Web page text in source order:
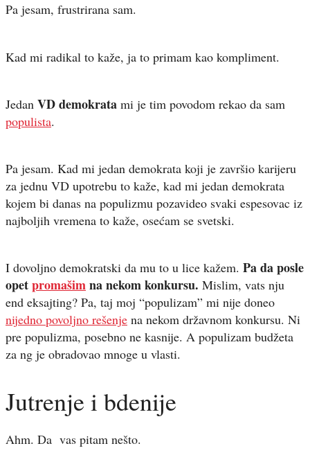
Pa jesam, frustrirana sam.
Kad mi radikal to kaže, ja to primam kao kompliment.
Jedan VD demokrata mi je tim povodom rekao da sam
populista.
Pa jesam. Kad mi jedan demokrata koji je završio karijeru
za jednu VD upotrebu to kaže, kad mi jedan demokrata
kojem bi danas na populizmu pozavideo svaki espesovac iz
najboljih vremena to kaže, osećam se svetski.
I dovoljno demokratski da mu to u lice kažem. Pa da posle
opetpromašimna nekom konkursu. Mislim, vats nju
end eksajting? Pa, taj moj “populizam” mi nije doneo
nijedno povoljno rešenje na nekom državnom konkursu. Ni
pre populizma, posebno ne kasnije. A populizam budžeta
za ng je obradovao mnoge u vlasti.
Jutrenje i bdenije
Ahm. Da vas pitam nešto.